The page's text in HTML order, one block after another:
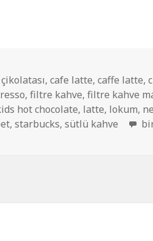
,cafe latte,caffe latte,
,filtre kahve,filtre kahve
hot chocolate, latte, lokum,
,starbucks,sütlü kahve